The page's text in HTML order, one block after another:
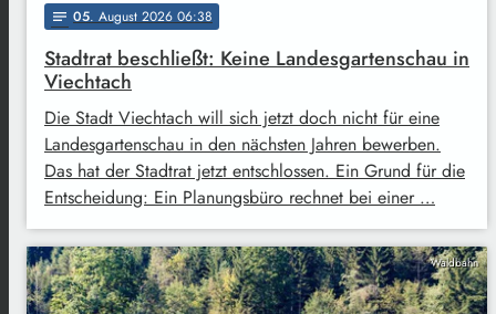
notes 05. August 2026 06:38
Stadtrat beschließt: Keine Landesgartenschau in
Viechtach
Die Stadt Viechtach will sich jetzt doch nicht für eine
Landesgartenschau in den nächsten Jahren bewerben.
Das hat der Stadtrat jetzt entschlossen. Ein Grund für die
Entscheidung: Ein Planungsbüro rechnet bei einer …
Waldbahn